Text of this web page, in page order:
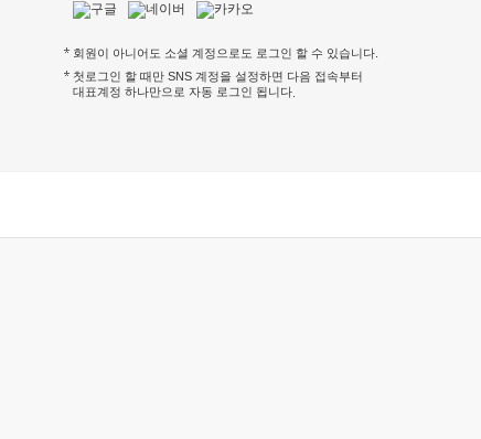
회원이 아니어도 소셜 계정으로도 로그인 할 수 있습니다.
첫로그인 할 때만 SNS 계정을 설정하면 다음 접속부터
대표계정 하나만으로 자동 로그인 됩니다